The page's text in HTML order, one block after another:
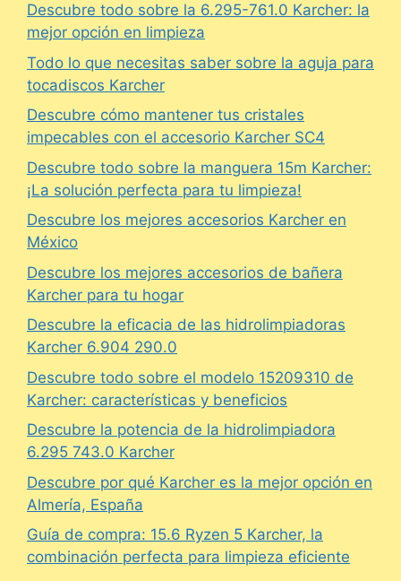
Descubre todo sobre la 6.295-761.0 Karcher: la
mejor opción en limpieza
Todo lo que necesitas saber sobre la aguja para
tocadiscos Karcher
Descubre cómo mantener tus cristales
impecables con el accesorio Karcher SC4
Descubre todo sobre la manguera 15m Karcher:
¡La solución perfecta para tu limpieza!
Descubre los mejores accesorios Karcher en
México
Descubre los mejores accesorios de bañera
Karcher para tu hogar
Descubre la eficacia de las hidrolimpiadoras
Karcher 6.904 290.0
Descubre todo sobre el modelo 15209310 de
Karcher: características y beneficios
Descubre la potencia de la hidrolimpiadora
6.295 743.0 Karcher
Descubre por qué Karcher es la mejor opción en
Almería, España
Guía de compra: 15.6 Ryzen 5 Karcher, la
combinación perfecta para limpieza eficiente